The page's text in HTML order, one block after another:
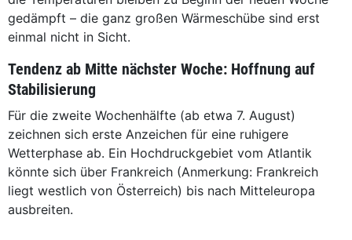
gedämpft – die ganz großen Wärmeschübe sind erst
einmal nicht in Sicht.
Tendenz ab Mitte nächster Woche: Hoffnung auf
Stabilisierung
Für die zweite Wochenhälfte (ab etwa 7. August)
zeichnen sich erste Anzeichen für eine ruhigere
Wetterphase ab. Ein Hochdruckgebiet vom Atlantik
könnte sich über Frankreich (Anmerkung: Frankreich
liegt westlich von Österreich) bis nach Mitteleuropa
ausbreiten.